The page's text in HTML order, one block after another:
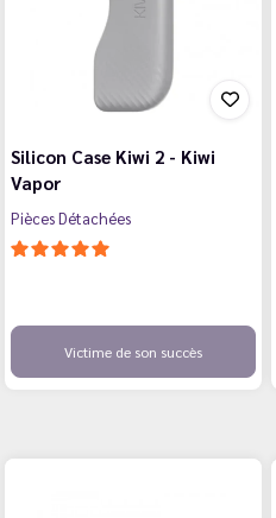
Silicon Case Kiwi 2 - Kiwi
Vapor
Pièces Détachées
Victime de son succès